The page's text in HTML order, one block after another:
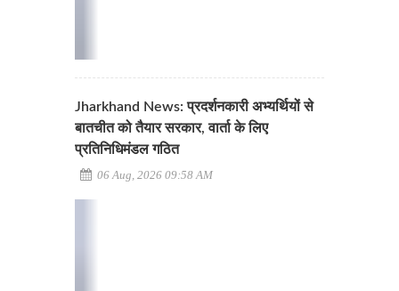
Jharkhand News: प्रदर्शनकारी अभ्यर्थियों से
बातचीत को तैयार सरकार, वार्ता के लिए
प्रतिनिधिमंडल गठित
06 Aug, 2026 09:58 AM